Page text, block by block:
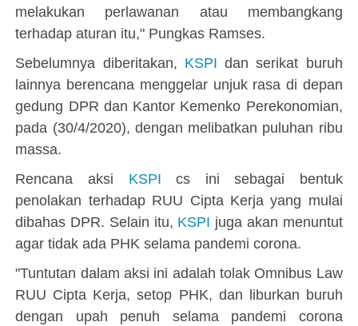
melakukan perlawanan atau membangkang
terhadap aturan itu," Pungkas Ramses.
Sebelumnya diberitakan, KSPI dan serikat buruh
lainnya berencana menggelar unjuk rasa di depan
gedung DPR dan Kantor Kemenko Perekonomian,
pada (30/4/2020), dengan melibatkan puluhan ribu
massa.
Rencana aksi KSPI cs ini sebagai bentuk
penolakan terhadap RUU Cipta Kerja yang mulai
dibahas DPR. Selain itu, KSPI juga akan menuntut
agar tidak ada PHK selama pandemi corona.
"Tuntutan dalam aksi ini adalah tolak Omnibus Law
RUU Cipta Kerja, setop PHK, dan liburkan buruh
dengan upah penuh selama pandemi corona